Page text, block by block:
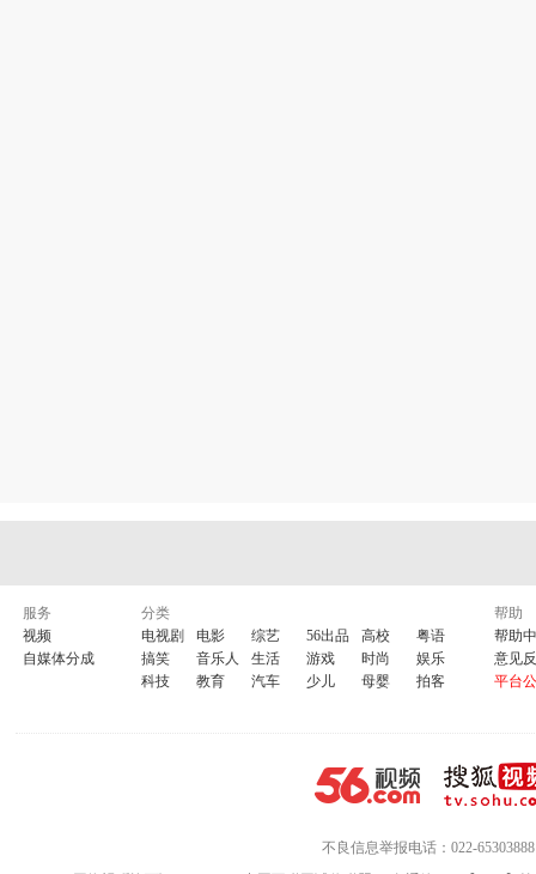
服务
视频
自媒体分成
分类
电视剧
电影 综艺 56出品 高校
粤语
搞笑
音乐人 生活 游戏 时尚
娱乐
科技
教育 汽车 少儿 母婴 拍客
帮助
帮助
意见
平台
不良信息举报电话：022-65303888